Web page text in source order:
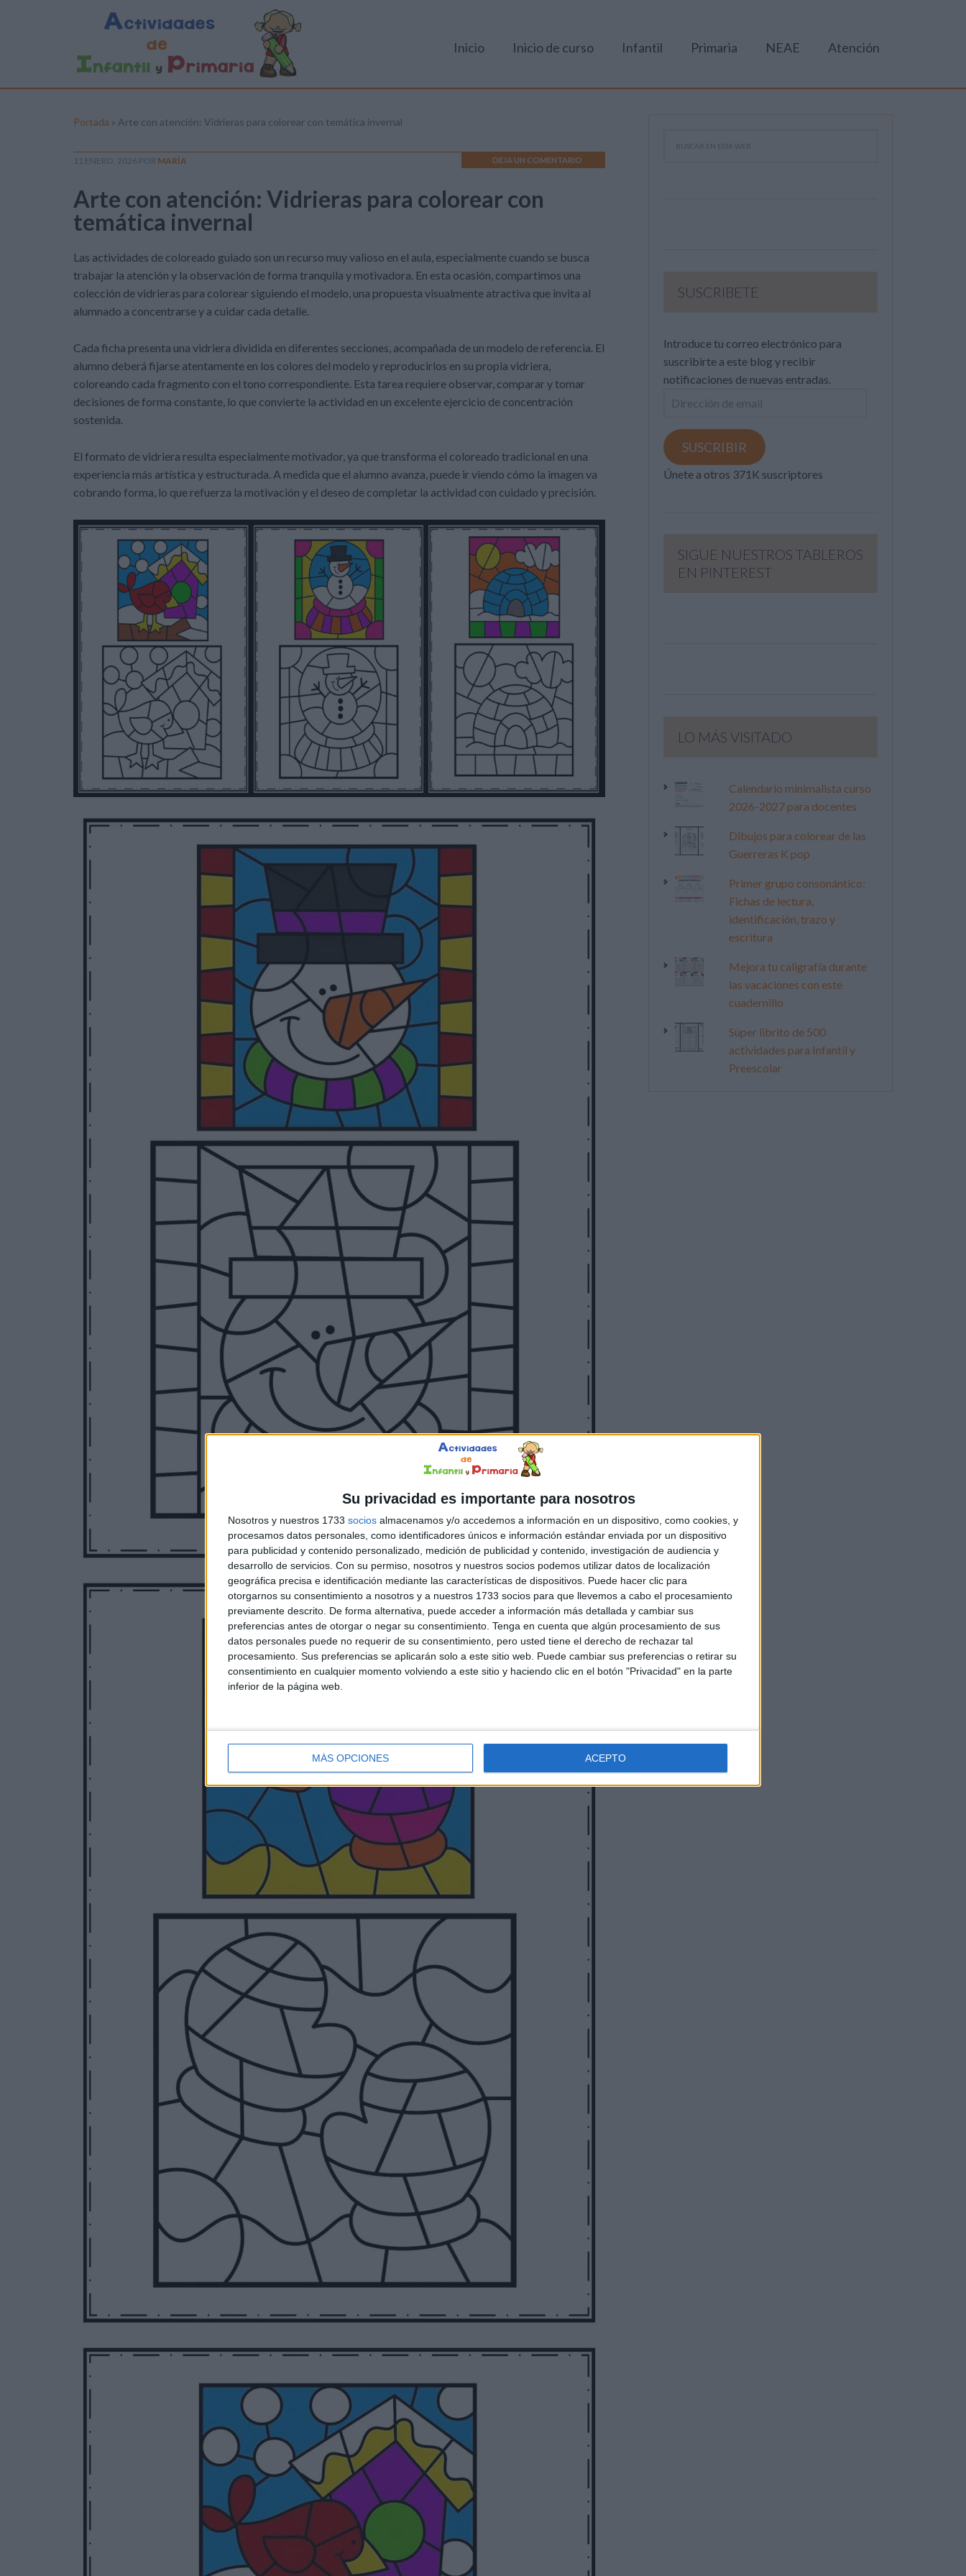
Su privacidad es importante para nosotros
Nosotros y nuestros 1733 socios almacenamos y/o accedemos a información en un dispositivo, como cookies, y
procesamos datos personales, como identificadores únicos e información estándar enviada por un dispositivo
para publicidad y contenido personalizado, medición de publicidad y contenido, investigación de audiencia y
desarrollo de servicios. Con su permiso, nosotros y nuestros socios podemos utilizar datos de localización
geográfica precisa e identificación mediante las características de dispositivos. Puede hacer clic para
otorgarnos su consentimiento a nosotros y a nuestros 1733 socios para que llevemos a cabo el procesamiento
previamente descrito. De forma alternativa, puede acceder a información más detallada y cambiar sus
preferencias antes de otorgar o negar su consentimiento. Tenga en cuenta que algún procesamiento de sus
datos personales puede no requerir de su consentimiento, pero usted tiene el derecho de rechazar tal
procesamiento. Sus preferencias se aplicarán solo a este sitio web. Puede cambiar sus preferencias o retirar su
consentimiento en cualquier momento volviendo a este sitio y haciendo clic en el botón "Privacidad" en la parte
inferior de la página web.
MÁS OPCIONES ACEPTO
Inicio Inicio de curso Infantil Primaria NEAE Atención
Portada » Arte con atención: Vidrieras para colorear con temática invernal
11 ENERO, 2026 POR MARÍA DEJA UN COMENTARIO
Arte con atención: Vidrieras para colorear con
temática invernal
Las actividades de coloreado guiado son un recurso muy valioso en el aula, especialmente cuando se busca
trabajar la atención y la observación de forma tranquila y motivadora. En esta ocasión, compartimos una
colección de vidrieras para colorear siguiendo el modelo, una propuesta visualmente atractiva que invita al
alumnado a concentrarse y a cuidar cada detalle.
Cada ficha presenta una vidriera dividida en diferentes secciones, acompañada de un modelo de referencia. El
alumno deberá fijarse atentamente en los colores del modelo y reproducirlos en su propia vidriera,
coloreando cada fragmento con el tono correspondiente. Esta tarea requiere observar, comparar y tomar
decisiones de forma constante, lo que convierte la actividad en un excelente ejercicio de concentración
sostenida.
El formato de vidriera resulta especialmente motivador, ya que transforma el coloreado tradicional en una
experiencia más artística y estructurada. A medida que el alumno avanza, puede ir viendo cómo la imagen va
cobrando forma, lo que refuerza la motivación y el deseo de completar la actividad con cuidado y precisión.
SUSCRIBETE
Introduce tu correo electrónico para
suscribirte a este blog y recibir
notificaciones de nuevas entradas.
Dirección
email
SUSCRIBIR
Únete a otros 371K suscriptores
SIGUE NUESTROS TABLEROS
EN PINTEREST
LO MÁS VISITADO
Calendario minimalista curso
2026-2027 para docentes
Dibujos para colorear de las
Guerreras K pop
Primer grupo consonántico:
Fichas de lectura,
identificación, trazo y
escritura
Mejora tu caligrafía durante
las vacaciones con este
cuadernillo
Súper librito de 500
actividades para Infantil y
Preescolar